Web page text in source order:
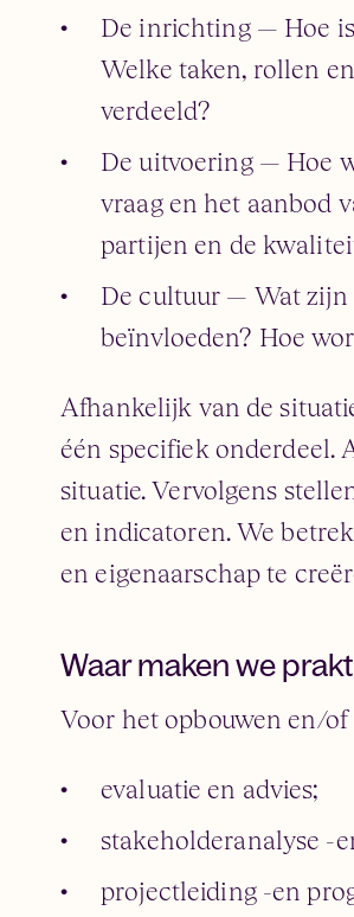
De inrichting — Hoe
Welke taken, rollen
verdeeld?
De uitvoering — Hoe
vraag en het aanbod
partijen en de
De cultuur — Wat zijn
beïnvloeden? Hoe
Afhankelijk van de
één specifiek onderdeel.
situatie. Vervolgens
en indicatoren. We
en eigenaarschap te
Waar maken we
Voor het opbouwen en/
evaluatie en advies;
stakeholderanalyse -
projectleiding -en